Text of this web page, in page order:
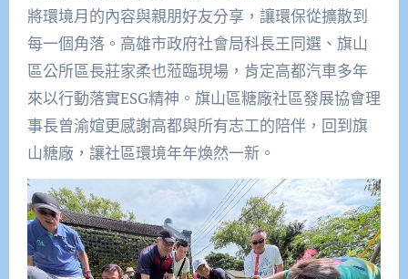
將環境月的內容與親朋好友分享，讓環保從擴散到
每一個角落。高雄市政府社會局科長王同選、旗山
區公所區長莊家柔也蒞臨現場，肯定高都汽車多年
來以行動落實ESG精神。旗山區糖廠社區發展協會理
事長曾渝媗更感謝高都與所有志工的陪伴，回到旗
山糖廠，讓社區環境年年煥然一新。